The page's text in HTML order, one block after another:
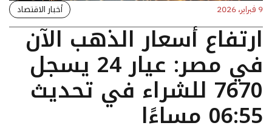
9 فبراير، 2026 أخبار الاقتصاد
ارتفاع أسعار الذهب الآن
في مصر: عيار 24 يسجل
7670 للشراء في تحديث
06:55 مساءًا